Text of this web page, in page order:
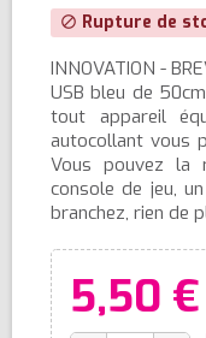
block Rupture de
INNOVATION -
USB bleu de
tout appareil
autocollant vous
Vous pouvez la
console de jeu,
branchez, rien de
5,50 €